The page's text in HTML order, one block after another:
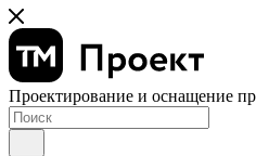
Проектирование и оснащение